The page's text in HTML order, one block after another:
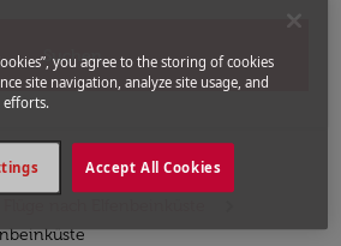
Suchen
you agree to the storing of cookies
site navigation, analyze site usage, and
efforts.
Accept All Cookies